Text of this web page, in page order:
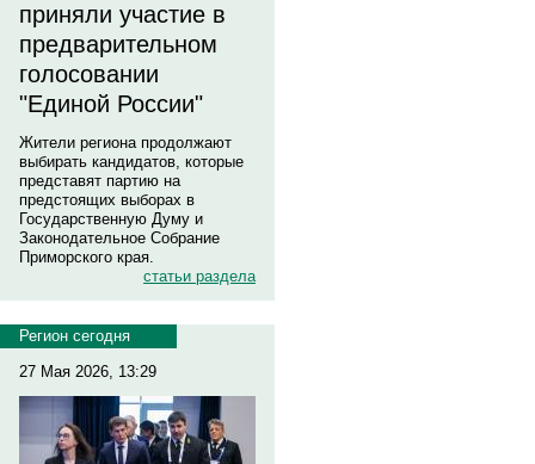
приняли участие в
предварительном
голосовании
"Единой России"
Жители региона продолжают
выбирать кандидатов, которые
представят партию на
предстоящих выборах в
Государственную Думу и
Законодательное Собрание
Приморского края.
статьи раздела
Регион сегодня
27 Мая 2026, 13:29